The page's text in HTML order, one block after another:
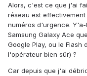
Alors, c'est ce que j'ai
réseau est
numéros d'urgence.
Samsung Galaxy Ace
Google Play, ou le Flash
l'opérateur bien sûr) ?
Car depuis que j'ai